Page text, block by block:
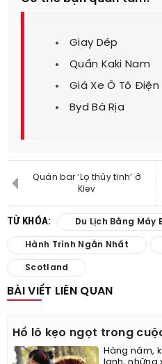
Giay Dép
Quần Kaki Nam
Giá Xe Ô Tô Điện
Byd Bà Rịa
Quán bar ‘Lọ thủy tinh’ ở
Kiev
TỪ KHÓA: Du Lịch Bằng Máy
Hành Trình Ngắn Nhất
Scotland
BÀI VIẾT LIÊN QUAN
Hồ lô kẹo ngọt trong
Hàng năm,